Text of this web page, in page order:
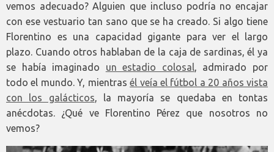
vemos adecuado? Alguien que incluso podría no encajar
con ese vestuario tan sano que se ha creado. Si algo tiene
Florentino es una capacidad gigante para ver el largo
plazo. Cuando otros hablaban de la caja de sardinas, él ya
se había imaginado un estadio colosal, admirado por
todo el mundo. Y, mientrasél veía el fútbol a 20 años vista
con los galácticos, la mayoría se quedaba en tontas
anécdotas. ¿Qué ve Florentino Pérez que nosotros no
vemos?